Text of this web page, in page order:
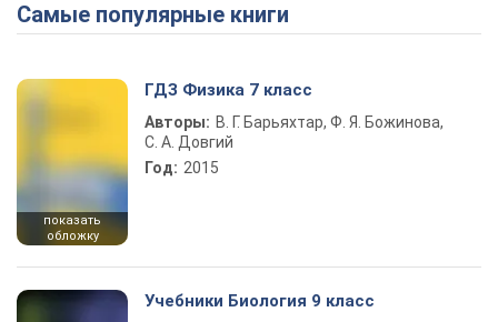
Самые популярные книги
показать
обложку
ГДЗ Физика 7 класс
Авторы: В. Г. Барьяхтар, Ф. Я. Божинова,
С. А. Довгий
Год: 2015
Учебники Биология 9 класс